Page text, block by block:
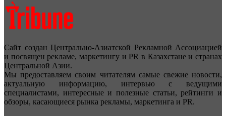
Сайт создан Центрально-Азиатской Рекламной Ассоциацией
и посвящен рекламе, маркетингу и PR в Казахстане и странах
Центральной Азии.
Мы предоставляем своим читателям самые свежие новости,
актуальную информацию, интервью с ведущими
специалистами, интересные и полезные статьи, рейтинги и
обзоры, касающиеся рынка рекламы, маркетинга и PR.